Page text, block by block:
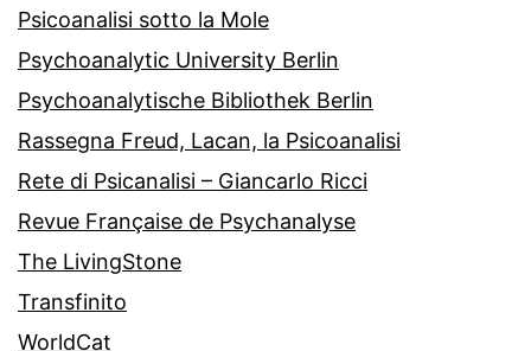
Psicoanalisi sotto la Mole
Psychoanalytic University Berlin
Psychoanalytische Bibliothek Berlin
Rassegna Freud, Lacan, la Psicoanalisi
Rete di Psicanalisi – Giancarlo Ricci
Revue Française de Psychanalyse
The LivingStone
Transfinito
WorldCat